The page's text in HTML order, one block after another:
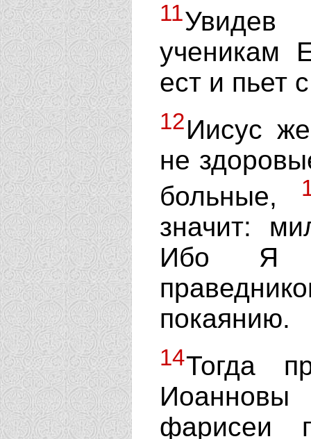
11
ученикам
ест и пьет
12Иисус
не
больные,
значит:
Ибо Я
покаянию.
14Тогда
фарисеи